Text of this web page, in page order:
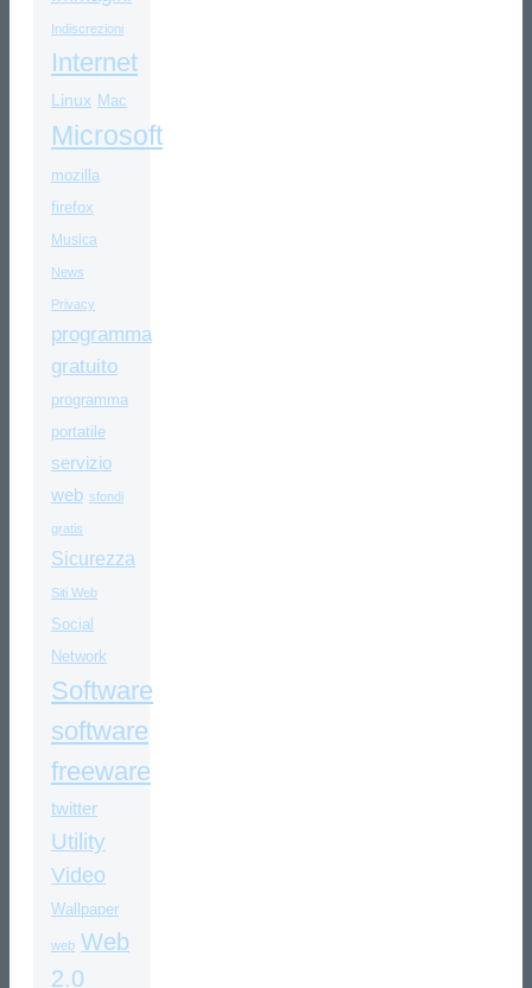
Indiscrezioni
Internet
Linux Mac
Microsoft
mozilla
firefox
Musica
News
Privacy
programma
gratuito
programma
portatile
servizio
web sfondi
gratis
Sicurezza
Siti Web
Social
Network
Software
software
freeware
twitter
Utility
Video
Wallpaper
web Web
2.0